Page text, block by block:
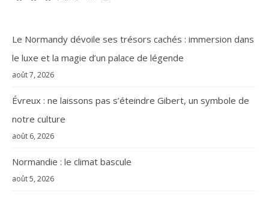
Le Normandy dévoile ses trésors cachés : immersion dans
le luxe et la magie d’un palace de légende
août 7, 2026
Évreux : ne laissons pas s’éteindre Gibert, un symbole de
notre culture
août 6, 2026
Normandie : le climat bascule
août 5, 2026